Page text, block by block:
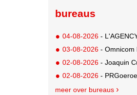
bureaus
04-08-2026 -
03-08-2026 - Omnicom
02-08-2026 - Joaquin
02-08-2026 -
meer over bureaus